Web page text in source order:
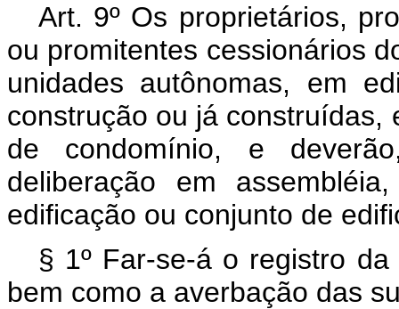
Art. 9º Os proprietários,
ou promitentes cessionários
unidades autônomas, em
construção ou já construídas,
de condomínio, e
deliberação em
edificação ou conjunto de
§ 1º Far-se-á o registro
bem como a averbação das